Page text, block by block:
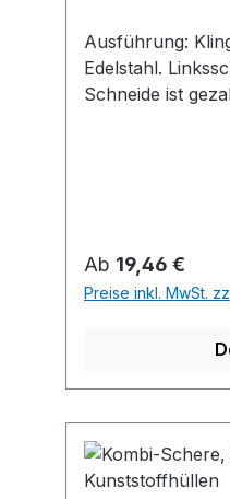
Ausführung:
Edelstahl.
Schneide ist gezahnt,
handschonenden Weichstoffeinlagen.
Anwendung:
Papier, Pappe,
Regulärer Preis:
Ab 19,46 €
Preise inkl. MwSt.